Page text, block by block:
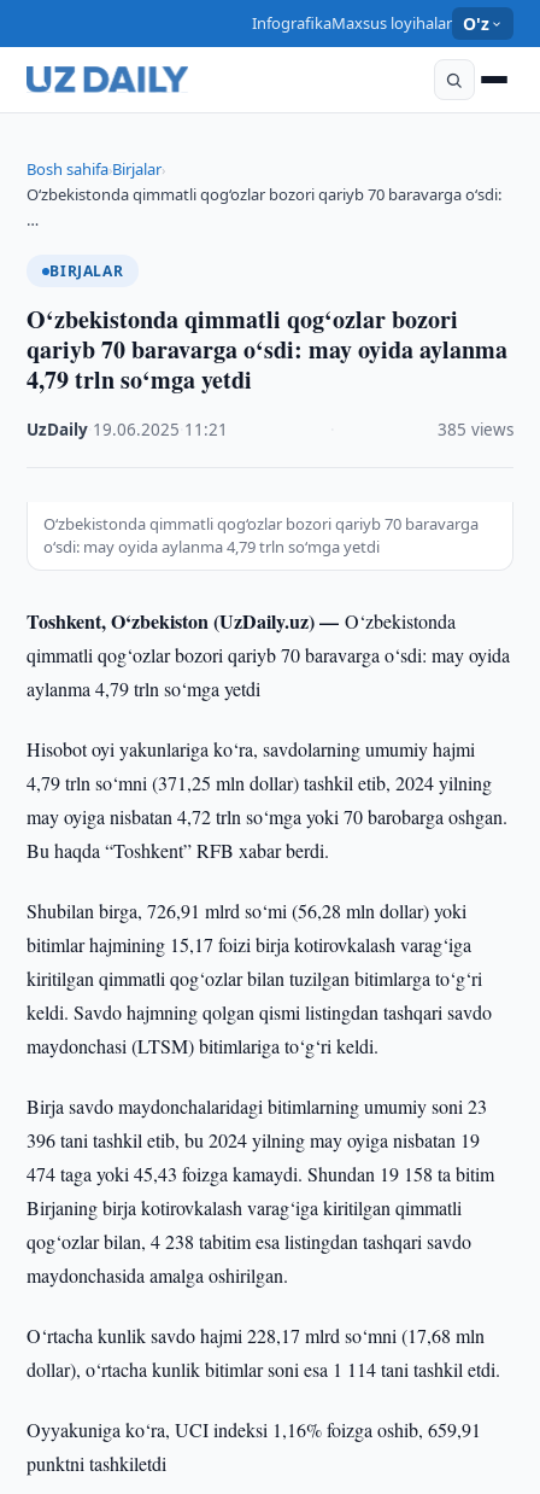
InfografikaMaxsus loyihalar O'z
Bosh sahifa›Birjalar›
O‘zbekistonda qimmatli qog‘ozlar bozori qariyb 70 baravarga o‘sdi:
…
BIRJALAR
O‘zbekistonda qimmatli qog‘ozlar bozori
qariyb 70 baravarga o‘sdi: may oyida aylanma
4,79 trln so‘mga yetdi
UzDaily 19.06.2025 11:21 385 views
O‘zbekistonda qimmatli qog‘ozlar bozori qariyb 70 baravarga
o‘sdi: may oyida aylanma 4,79 trln so‘mga yetdi
Toshkent, O‘zbekiston (UzDaily.uz) —O‘zbekistonda
qimmatli qog‘ozlar bozori qariyb 70 baravarga o‘sdi: may oyida
aylanma 4,79 trln so‘mga yetdi
Hisobot oyi yakunlariga ko‘ra, savdolarning umumiy hajmi
4,79 trln so‘mni (371,25 mln dollar) tashkil etib, 2024 yilning
may oyiga nisbatan 4,72 trln so‘mga yoki 70 barobarga oshgan.
Bu haqda “Toshkent” RFB xabar berdi.
Shubilan birga, 726,91 mlrd so‘mi (56,28 mln dollar) yoki
bitimlar hajmining 15,17 foizi birja kotirovkalash varag‘iga
kiritilgan qimmatli qog‘ozlar bilan tuzilgan bitimlarga to‘g‘ri
keldi. Savdo hajmning qolgan qismi listingdan tashqari savdo
maydonchasi (LTSM) bitimlariga to‘g‘ri keldi.
Birja savdo maydonchalaridagi bitimlarning umumiy soni 23
396 tani tashkil etib, bu 2024 yilning may oyiga nisbatan 19
474 taga yoki 45,43 foizga kamaydi. Shundan 19 158 ta bitim
Birjaning birja kotirovkalash varag‘iga kiritilgan qimmatli
qog‘ozlar bilan, 4 238 tabitim esa listingdan tashqari savdo
maydonchasida amalga oshirilgan.
O‘rtacha kunlik savdo hajmi 228,17 mlrd so‘mni (17,68 mln
dollar), o‘rtacha kunlik bitimlar soni esa 1 114 tani tashkil etdi.
Oyyakuniga ko‘ra, UCI indeksi 1,16% foizga oshib, 659,91
punktni tashkiletdi